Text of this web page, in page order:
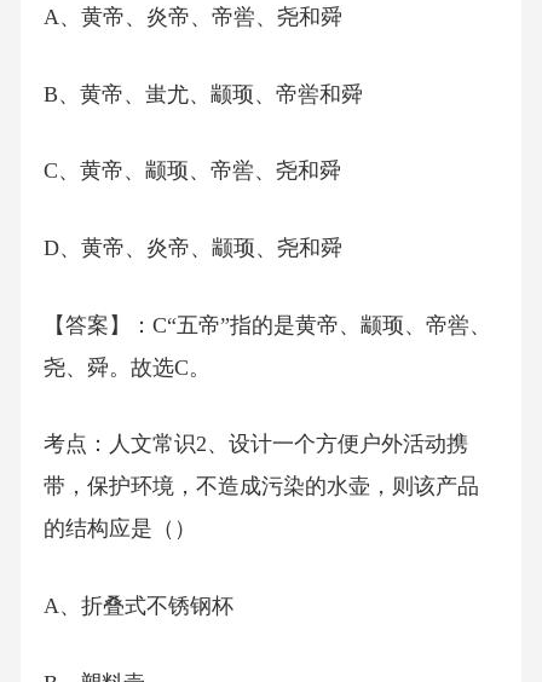
A、黄帝、炎帝、帝喾、尧和舜
B、黄帝、蚩尤、颛顼、帝喾和舜
C、黄帝、颛顼、帝喾、尧和舜
D、黄帝、炎帝、颛顼、尧和舜
【答案】：C“五帝”指的是黄帝、颛顼、帝喾、
尧、舜。故选C。
考点：人文常识2、设计一个方便户外活动携
带，保护环境，不造成污染的水壶，则该产品
的结构应是（）
A、折叠式不锈钢杯